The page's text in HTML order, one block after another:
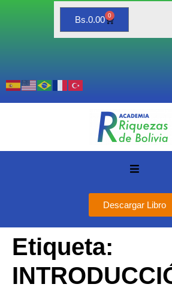
Bs.0.00 0
Descargar Libro
Etiqueta: